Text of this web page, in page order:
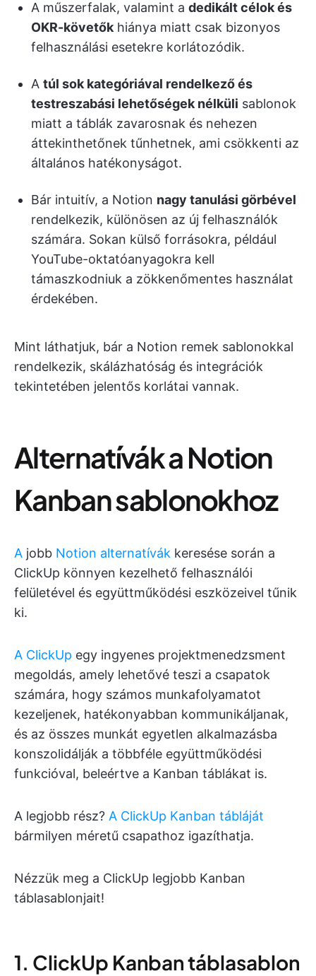
A műszerfalak, valamint a dedikált célok és
OKR-követők hiánya miatt csak bizonyos
felhasználási esetekre korlátozódik.
A túl sok kategóriával rendelkező és
testreszabási lehetőségek nélküli sablonok
miatt a táblák zavarosnak és nehezen
áttekinthetőnek tűnhetnek, ami csökkenti az
általános hatékonyságot.
Bár intuitív, a Notion nagy tanulási görbével
rendelkezik, különösen az új felhasználók
számára. Sokan külső forrásokra, például
YouTube-oktatóanyagokra kell
támaszkodniuk a zökkenőmentes használat
érdekében.
Mint láthatjuk, bár a Notion remek sablonokkal
rendelkezik, skálázhatóság és integrációk
tekintetében jelentős korlátai vannak.
Alternatívák a Notion
Kanban sablonokhoz
A jobb Notion alternatívák keresése során a
ClickUp könnyen kezelhető felhasználói
felületével és együttműködési eszközeivel tűnik
ki.
A ClickUp egy ingyenes projektmenedzsment
megoldás, amely lehetővé teszi a csapatok
számára, hogy számos munkafolyamatot
kezeljenek, hatékonyabban kommunikáljanak,
és az összes munkát egyetlen alkalmazásba
konszolidálják a többféle együttműködési
funkcióval, beleértve a Kanban táblákat is.
A legjobb rész? A ClickUp Kanban tábláját
bármilyen méretű csapathoz igazíthatja.
Nézzük meg a ClickUp legjobb Kanban
táblasablonjait!
1. ClickUp Kanban táblasablon